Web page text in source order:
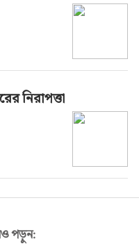
নিরাপত্তা
পড়ুন: